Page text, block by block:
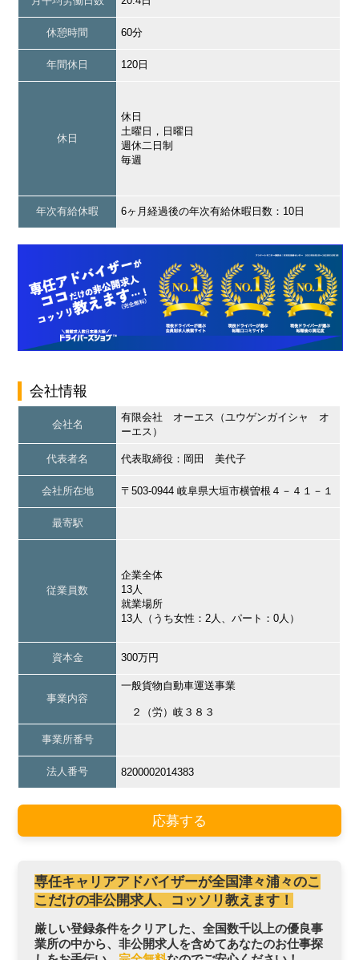
休憩時間 60分
年間休日 120日
休日
休日
土曜日，日曜日
週休二日制
毎週
年次有給休暇 6ヶ月経過後の年次有給休暇日数：10日
会社情報
会社名
有限会社 オーエス（ユウゲンガイシャ オ
ーエス）
代表者名 代表取締役：岡田 美代子
会社所在地 〒503-0944 岐阜県大垣市横曽根４－４１－１
最寄駅
従業員数
企業全体
13人
就業場所
13人（うち女性：2人、パート：0人）
資本金 300万円
事業内容
一般貨物自動車運送事業
２（労）岐３８３
事業所番号
法人番号 8200002014383
応募する
専任キャリアアドバイザーが全国津々浦々のこ
こだけの非公開求人、コッソリ教えます！
厳しい登録条件をクリアした、全国数千以上の優良事
業所の中から、非公開求人を含めてあなたのお仕事探